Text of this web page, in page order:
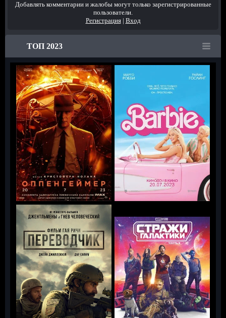
Добавлять комментарии и жалобы могут только зарегистрированные
пользователи.
Регистрация| Вход
ТОП 2023